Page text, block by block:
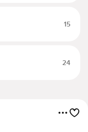
15
24